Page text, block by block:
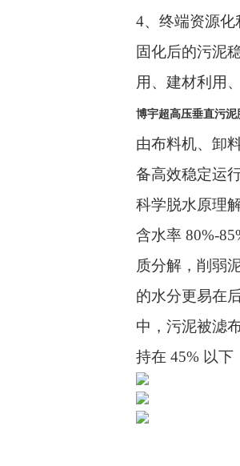
4、 终端资源化
固化后的污泥
用、建材利用
博宇超高压垂直污泥
由布料机、卸
备高效稳定运
科学脱水原理
含水率 80%-
质分解，削弱
的水分更易在
中，污泥被滤
持在 45% 以